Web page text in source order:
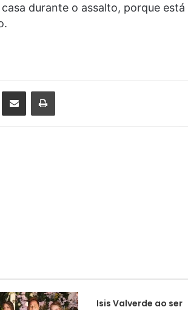
durante o assalto, porque está
Compartilhar via e-mail Imprimir
Isis Valverde ao ser